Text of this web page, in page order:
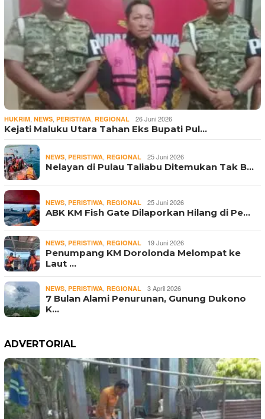
HUKRIM, NEWS, PERISTIWA, REGIONAL 26 Juni 2026
Kejati Maluku Utara Tahan Eks Bupati Pul…
NEWS, PERISTIWA, REGIONAL 25 Juni 2026
Nelayan di Pulau Taliabu Ditemukan Tak B…
NEWS, PERISTIWA, REGIONAL 25 Juni 2026
ABK KM Fish Gate Dilaporkan Hilang di Pe…
NEWS, PERISTIWA, REGIONAL 19 Juni 2026
Penumpang KM Dorolonda Melompat ke
Laut …
NEWS, PERISTIWA, REGIONAL 3 April 2026
7 Bulan Alami Penurunan, Gunung Dukono
K…
ADVERTORIAL